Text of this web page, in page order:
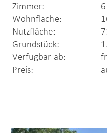
Zimmer:
6
Wohnfläche:
Nutzfläche:
Grundstück:
Verfügbar ab:
Preis: